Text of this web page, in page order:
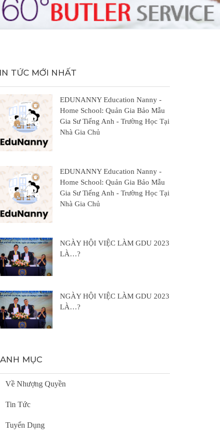
TỨC MỚI NHẤT
EDUNANNY Education Nanny -
Home School: Quản Gia Bảo Mẫu
Gia Sư Tiếng Anh - Trường Học Tại
Nhà Gia Chủ
EDUNANNY Education Nanny -
Home School: Quản Gia Bảo Mẫu
Gia Sư Tiếng Anh - Trường Học Tại
Nhà Gia Chủ
NGÀY HỘI VIỆC LÀM GDU 2023
LÀ…?
NGÀY HỘI VIỆC LÀM GDU 2023
LÀ…?
MỤC
Về Nhượng Quyền
Tin Tức
Tuyển Dụng